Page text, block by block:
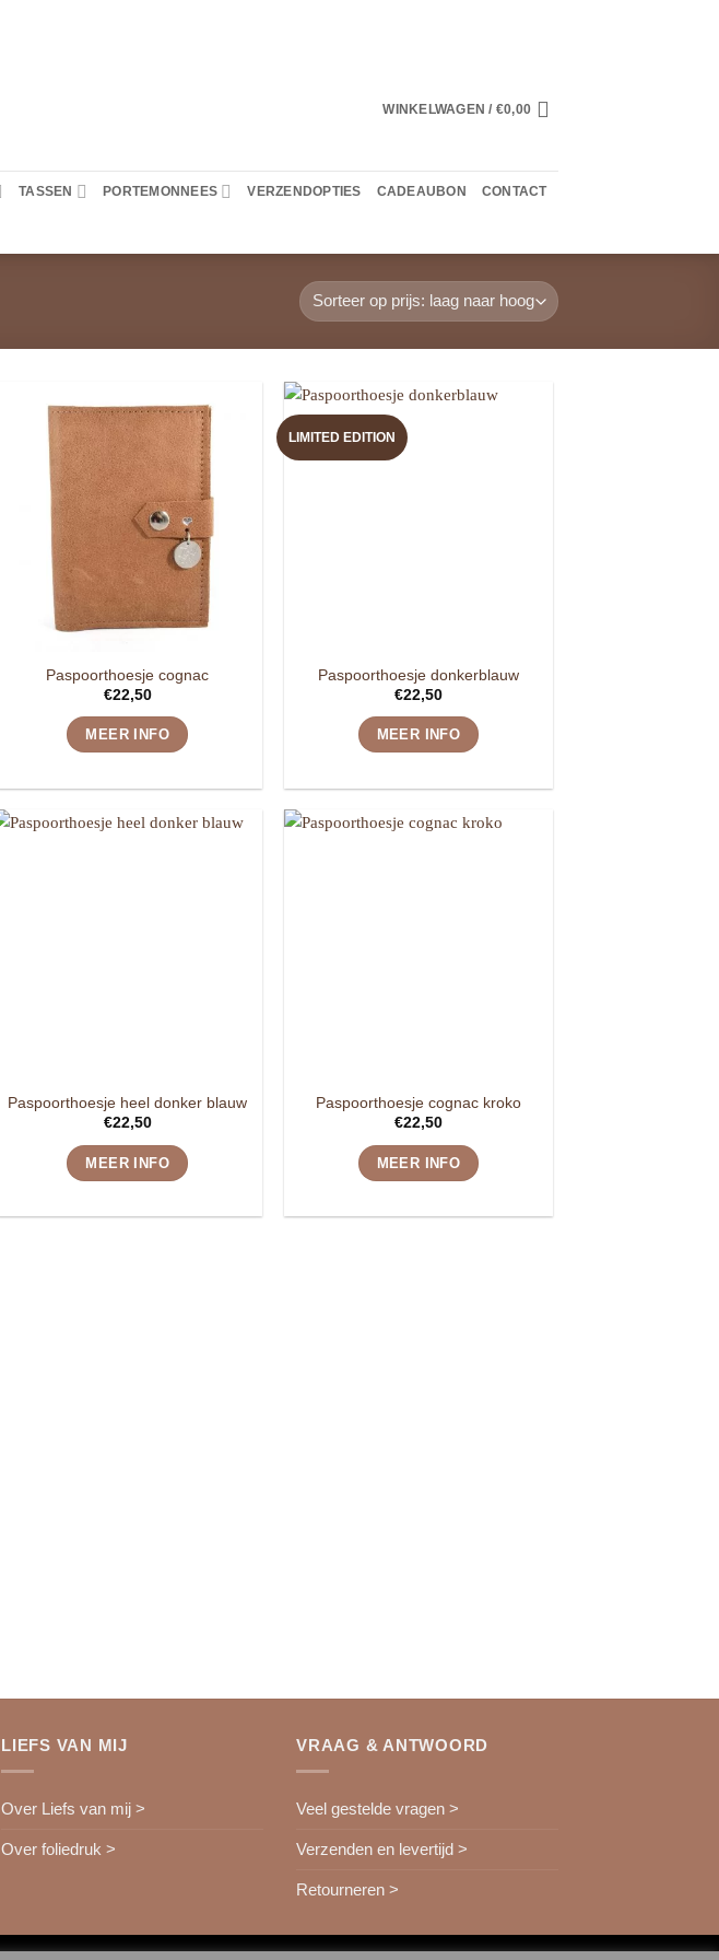
WINKELWAGEN / €0,00
TASSEN PORTEMONNEES VERZENDOPTIES CADEAUBON CONTACT
Paspoorthoesje cognac
€22,50
MEER INFO
LIMITED EDITION
Paspoorthoesje donkerblauw
€22,50
MEER INFO
Paspoorthoesje heel donker blauw
€22,50
MEER INFO
Paspoorthoesje cognac kroko
€22,50
MEER INFO
LIEFS VAN MIJ
Over Liefs van mij >
Over foliedruk >
VRAAG & ANTWOORD
Veel gestelde vragen >
Verzenden en levertijd >
Retourneren >